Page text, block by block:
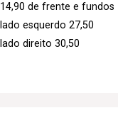
14,90 de frente e fundos
lado esquerdo 27,50
lado direito 30,50